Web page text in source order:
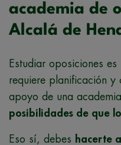
academia de
Alcalá de
Estudiar oposiciones
requiere planificación y
apoyo de una
posibilidades de que
Eso sí, debes hacerte